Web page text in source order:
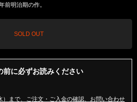
前明治期の作。
SOLD OUT
前に必ずお読みください
）まで、ご注文・ご入金の確認、お問い合わせ